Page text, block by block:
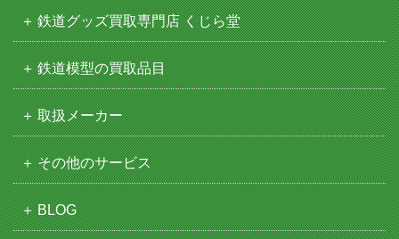
鉄道グッズ買取専門店 くじら堂
鉄道模型の買取品目
取扱メーカー
その他のサービス
BLOG